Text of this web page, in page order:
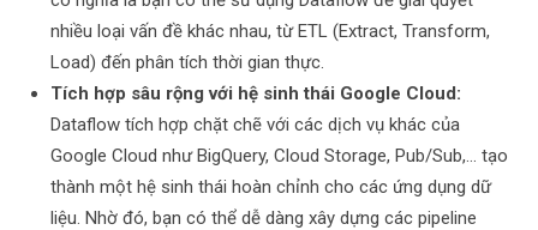
nhiều loại vấn đề khác nhau, từ ETL (Extract, Transform,
Load) đến phân tích thời gian thực.
Tích hợp sâu rộng với hệ sinh thái Google Cloud:
Dataflow tích hợp chặt chẽ với các dịch vụ khác của
Google Cloud như BigQuery, Cloud Storage, Pub/Sub,… tạo
thành một hệ sinh thái hoàn chỉnh cho các ứng dụng dữ
liệu. Nhờ đó, bạn có thể dễ dàng xây dựng các pipeline